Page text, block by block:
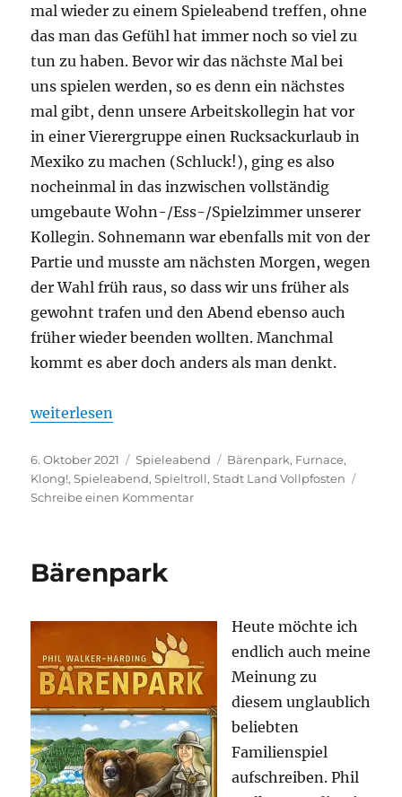
mal wieder zu einem Spieleabend treffen, ohne
das man das Gefühl hat immer noch so viel zu
tun zu haben. Bevor wir das nächste Mal bei
uns spielen werden, so es denn ein nächstes
mal gibt, denn unsere Arbeitskollegin hat vor
in einer Vierergruppe einen Rucksackurlaub in
Mexiko zu machen (Schluck!), ging es also
nocheinmal in das inzwischen vollständig
umgebaute Wohn-/Ess-/Spielzimmer unserer
Kollegin. Sohnemann war ebenfalls mit von der
Partie und musste am nächsten Morgen, wegen
der Wahl früh raus, so dass wir uns früher als
gewohnt trafen und den Abend ebenso auch
früher wieder beenden wollten. Manchmal
kommt es aber doch anders als man denkt.
„Spieleabend #22 – Dungeon unter Wasser“
weiterlesen
Veröffentlicht
am
6. Oktober 2021 Kategorien
Spieleabend Schlagwörter
Bärenpark, Furnace,
Klong!,Spieleabend,Spieltroll,Stadt Land Vollpfosten
Schreibe einen Kommentarzu
Bärenpark
Heute möchte ich
endlich auch meine
Meinung zu
diesem unglaublich
beliebten
Familienspiel
aufschreiben. Phil